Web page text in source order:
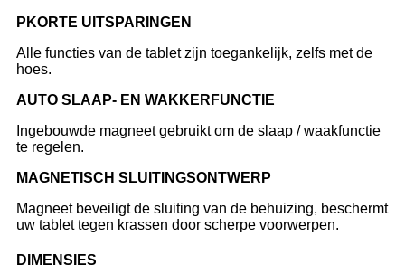
P KORTE UITSPARINGEN
Alle functies van de tablet zijn toegankelijk, zelfs met de
hoes.
AUTO SLAAP- EN WAKKERFUNCTIE
Ingebouwde magneet gebruikt om de slaap / waakfunctie
te regelen.
MAGNETISCH SLUITINGSONTWERP
Magneet beveiligt de sluiting van de behuizing, beschermt
uw tablet tegen krassen door scherpe voorwerpen.
DIMENSIES